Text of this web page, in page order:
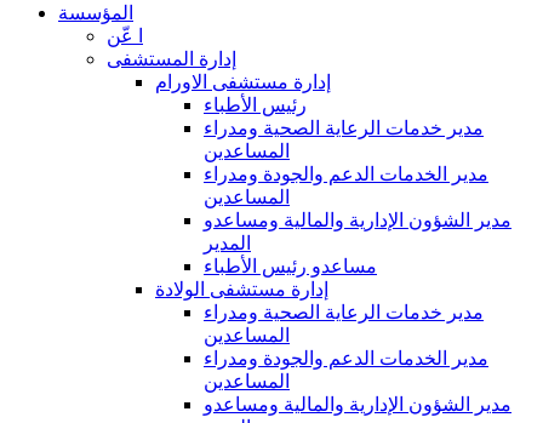
المؤسسة
ا عّن
إدارة المستشفى
إدارة مستشفى الاورام
رئيس الأطباء
مدير خدمات الرعاية الصحية ومدراء
المساعدين
مدير الخدمات الدعم والجودة ومدراء
المساعدين
مدير الشؤون الإدارية والمالية ومساعدو
المدير
مساعدو رئيس الأطباء
إدارة مستشفى الولادة
مدير خدمات الرعاية الصحية ومدراء
المساعدين
مدير الخدمات الدعم والجودة ومدراء
المساعدين
مدير الشؤون الإدارية والمالية ومساعدو